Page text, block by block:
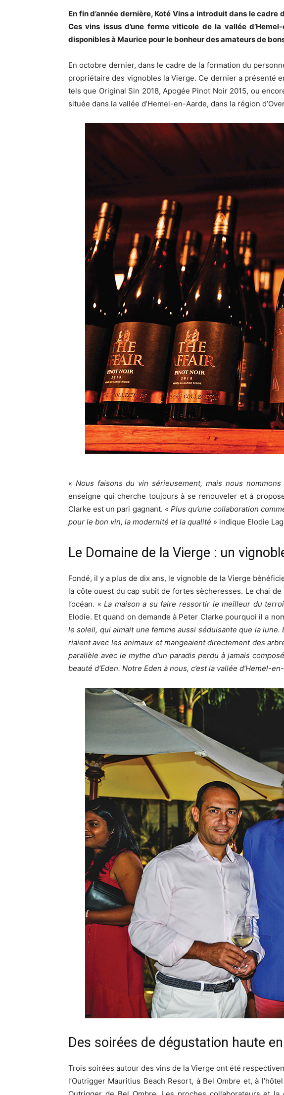
En fin d’année dernière, Koté Vins a introduit dans le
Ces vins issus d’une ferme viticole de la vallée
disponibles à Maurice pour le bonheur des amateurs de
En octobre dernier, dans le cadre de la formation du
propriétaire des vignobles la Vierge. Ce dernier a présenté
tels que Original Sin 2018, Apogée Pinot Noir 2015, ou
située dans la vallée d’Hemel-en-Aarde, dans la région
« Nous faisons du vin sérieusement, mais nous
enseigne qui cherche toujours à se renouveler et à
Clarke est un pari gagnant. « Plus qu’une collaboration
pour le bon vin, la modernité et la qualité » indique Elodie
Le Domaine de la Vierge : un
Fondé, il y a plus de dix ans, le vignoble de la Vierge
la côte ouest du cap subit de fortes sècheresses. Le chai
l’océan. «La maison a su faire ressortir le meilleur du
Elodie. Et quand on demande à Peter Clarke pourquoi il a
le soleil, qui aimait une femme aussi séduisante que la
riaient avec les animaux et mangeaient directement des
parallèle avec le mythe d’un paradis perdu à jamais
beauté d’Eden. Notre Eden à nous, c’est la vallée d’Hemel-
Des soirées de dégustation haute
Trois soirées autour des vins de la Vierge ont été
l’Outrigger Mauritius Beach Resort, à Bel Ombre et, à